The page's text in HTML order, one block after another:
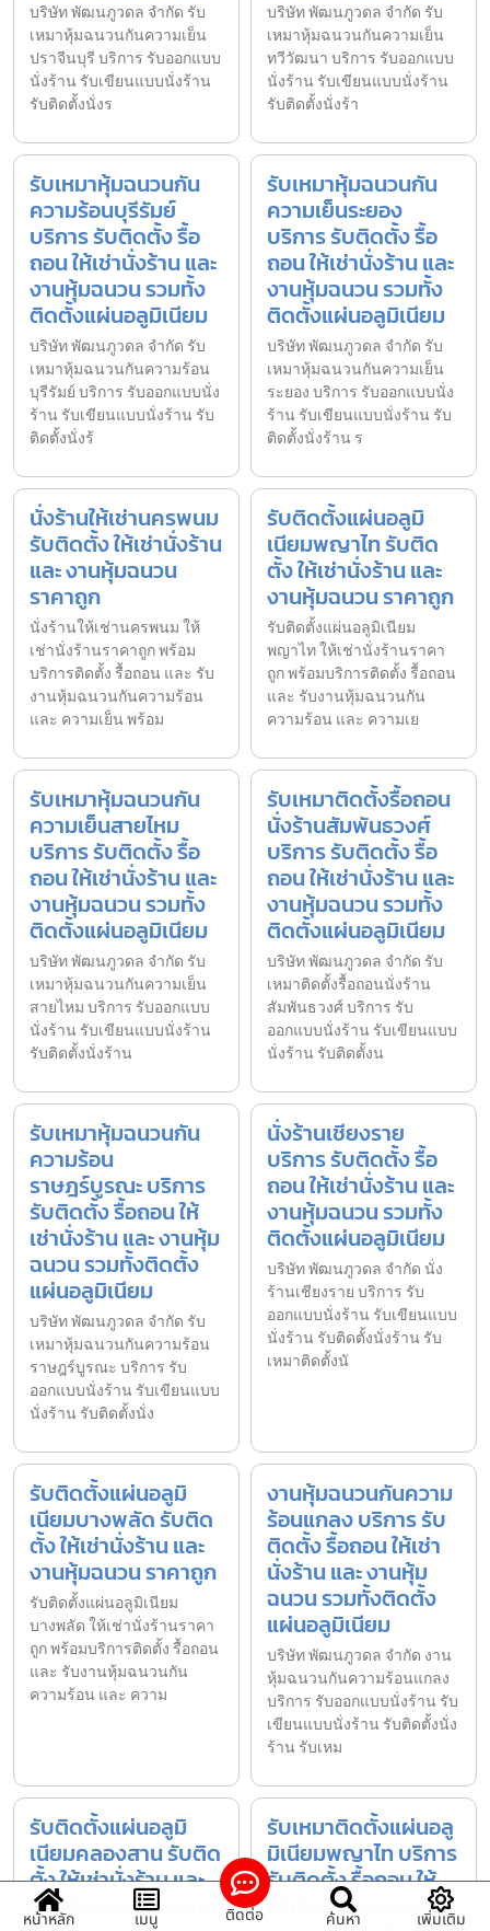
บริษัท พัฒนภูวดล จำกัด รับ
เหมาหุ้มฉนวนกันความเย็น
ปราจีนบุรี บริการ รับออกแบบ
นั่งร้าน รับเขียนแบบนั่งร้าน
รับติดตั้งนั่งร
บริษัท พัฒนภูวดล จำกัด รับ
เหมาหุ้มฉนวนกันความเย็น
ทวีวัฒนา บริการ รับออกแบบ
นั่งร้าน รับเขียนแบบนั่งร้าน
รับติดตั้งนั่งร้า
รับเหมาหุ้มฉนวนกัน
ความร้อนบุรีรัมย์
บริการ รับติดตั้ง รื้อ
ถอน ให้เช่านั่งร้าน และ
งานหุ้มฉนวน รวมทั้ง
ติดตั้งแผ่นอลูมิเนียม
บริษัท พัฒนภูวดล จำกัด รับ
เหมาหุ้มฉนวนกันความร้อน
บุรีรัมย์ บริการ รับออกแบบนั่ง
ร้าน รับเขียนแบบนั่งร้าน รับ
ติดตั้งนั่งร้
รับเหมาหุ้มฉนวนกัน
ความเย็นระยอง
บริการ รับติดตั้ง รื้อ
ถอน ให้เช่านั่งร้าน และ
งานหุ้มฉนวน รวมทั้ง
ติดตั้งแผ่นอลูมิเนียม
บริษัท พัฒนภูวดล จำกัด รับ
เหมาหุ้มฉนวนกันความเย็น
ระยอง บริการ รับออกแบบนั่ง
ร้าน รับเขียนแบบนั่งร้าน รับ
ติดตั้งนั่งร้าน ร
นั่งร้านให้เช่านครพนม
รับติดตั้ง ให้เช่านั่งร้าน
และ งานหุ้มฉนวน
ราคาถูก
นั่งร้านให้เช่านครพนม ให้
เช่านั่งร้านราคาถูก พร้อม
บริการติดตั้ง รื้อถอน และ รับ
งานหุ้มฉนวนกันความร้อน
และ ความเย็น พร้อม
รับติดตั้งแผ่นอลูมิ
เนียมพญาไท รับติด
ตั้ง ให้เช่านั่งร้าน และ
งานหุ้มฉนวน ราคาถูก
รับติดตั้งแผ่นอลูมิเนียม
พญาไท ให้เช่านั่งร้านราคา
ถูก พร้อมบริการติดตั้ง รื้อถอน
และ รับงานหุ้มฉนวนกัน
ความร้อน และ ความเย
รับเหมาหุ้มฉนวนกัน
ความเย็นสายไหม
บริการ รับติดตั้ง รื้อ
ถอน ให้เช่านั่งร้าน และ
งานหุ้มฉนวน รวมทั้ง
ติดตั้งแผ่นอลูมิเนียม
บริษัท พัฒนภูวดล จำกัด รับ
เหมาหุ้มฉนวนกันความเย็น
สายไหม บริการ รับออกแบบ
นั่งร้าน รับเขียนแบบนั่งร้าน
รับติดตั้งนั่งร้าน
รับเหมาติดตั้งรื้อถอน
นั่งร้านสัมพันธวงศ์
บริการ รับติดตั้ง รื้อ
ถอน ให้เช่านั่งร้าน และ
งานหุ้มฉนวน รวมทั้ง
ติดตั้งแผ่นอลูมิเนียม
บริษัท พัฒนภูวดล จำกัด รับ
เหมาติดตั้งรื้อถอนนั่งร้าน
สัมพันธวงศ์ บริการ รับ
ออกแบบนั่งร้าน รับเขียนแบบ
นั่งร้าน รับติดตั้งน
รับเหมาหุ้มฉนวนกัน
ความร้อน
ราษฎร์บูรณะ บริการ
รับติดตั้ง รื้อถอน ให้
เช่านั่งร้าน และ งานหุ้ม
ฉนวน รวมทั้งติดตั้ง
แผ่นอลูมิเนียม
บริษัท พัฒนภูวดล จำกัด รับ
เหมาหุ้มฉนวนกันความร้อน
ราษฎร์บูรณะ บริการ รับ
ออกแบบนั่งร้าน รับเขียนแบบ
นั่งร้าน รับติดตั้งนั่ง
นั่งร้านเชียงราย
บริการ รับติดตั้ง รื้อ
ถอน ให้เช่านั่งร้าน และ
งานหุ้มฉนวน รวมทั้ง
ติดตั้งแผ่นอลูมิเนียม
บริษัท พัฒนภูวดล จำกัด นั่ง
ร้านเชียงราย บริการ รับ
ออกแบบนั่งร้าน รับเขียนแบบ
นั่งร้าน รับติดตั้งนั่งร้าน รับ
เหมาติดตั้งนั
รับติดตั้งแผ่นอลูมิ
เนียมบางพลัด รับติด
ตั้ง ให้เช่านั่งร้าน และ
งานหุ้มฉนวน ราคาถูก
รับติดตั้งแผ่นอลูมิเนียม
บางพลัด ให้เช่านั่งร้านราคา
ถูก พร้อมบริการติดตั้ง รื้อถอน
และ รับงานหุ้มฉนวนกัน
ความร้อน และ ความ
งานหุ้มฉนวนกันความ
ร้อนแกลง บริการ รับ
ติดตั้ง รื้อถอน ให้เช่า
นั่งร้าน และ งานหุ้ม
ฉนวน รวมทั้งติดตั้ง
แผ่นอลูมิเนียม
บริษัท พัฒนภูวดล จำกัด งาน
หุ้มฉนวนกันความร้อนแกลง
บริการ รับออกแบบนั่งร้าน รับ
เขียนแบบนั่งร้าน รับติดตั้งนั่ง
ร้าน รับเหม
รับติดตั้งแผ่นอลูมิ
เนียมคลองสาน รับติด
ตั้ง ให้เช่านั่งร้าน และ
งานหุ้มฉนวน ราคาถูก
รับเหมาติดตั้งแผ่นอลู
มิเนียมพญาไท บริการ
รับติดตั้ง รื้อถอน ให้
เช่านั่งร้าน และ งานหุ้ม
หน้าหลัก เมนู ติดต่อ ค้นหา เพิ่มเติม